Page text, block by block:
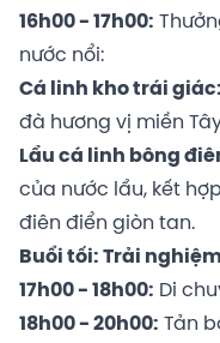
16h00 - 17h00:
nước nổi:
Cá linh kho trái giác:
đà hương vị miền
Lẩu cá linh bông
của nước lẩu, kết
điên điển giòn tan.
Buổi tối: Trải
17h00 - 18h00: Di
18h00 - 20h00: Tản